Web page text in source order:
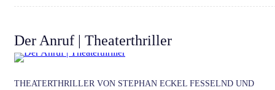
Der Anruf | Theaterthriller
THEATERTHRILLER VON STEPHAN ECKEL FESSELND UND